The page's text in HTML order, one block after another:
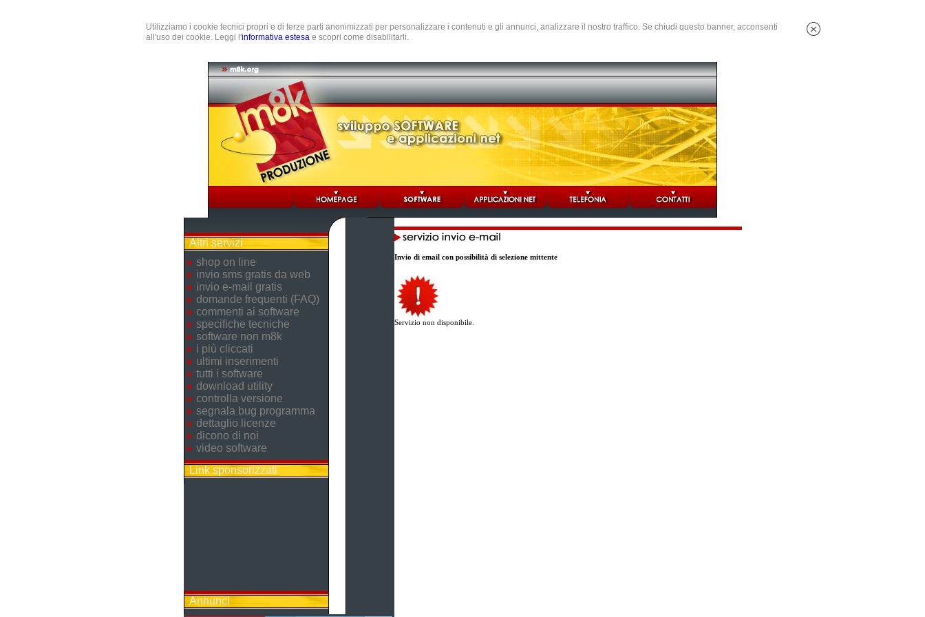
Utilizziamo i cookie tecnici propri e di terze parti anonimizzati per personalizzare i contenuti e gli annunci, analizzare il nostro traffico. Se chiudi questo banner, acconsenti
all'uso dei cookie. Leggi l'informativa estesa e scopri come disabilitarli.
Altri servizi
shop on line
invio sms gratis da web
invio e-mail gratis
domande frequenti (FAQ)
commenti ai software
specifiche tecniche
software non m8k
i più cliccati
ultimi inserimenti
tutti i software
download utility
controlla versione
segnala bug programma
dettaglio licenze
dicono di noi
video software
Link sponsorizzati
Annunci
Invio di email con possibilità di selezione mittente
Servizio non disponibile.